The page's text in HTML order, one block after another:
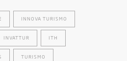
INNOVA TURISMO
INVATTUR ITH
TURISMO